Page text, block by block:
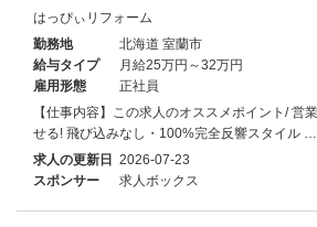
はっぴぃリフォーム
勤務地
北海道 室蘭市
給与タイプ
月給25万円～32万円
雇用形態
正社員
【仕事内容】この求人のオススメポイント/ 営
せる! 飛び込みなし・100%完全反響スタイル …
求人の更新日 2026-07-23
スポンサー
求人ボックス